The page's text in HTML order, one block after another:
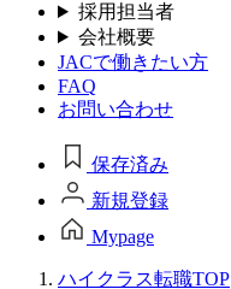
採用担当者
会社概要
JACで働きたい方
FAQ
お問い合わせ
保存済み
新規登録
Mypage
ハイクラス転職TOP